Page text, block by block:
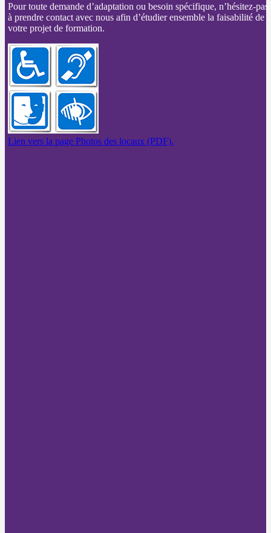
Pour toute demande d’adaptation ou besoin spécifique, n’hésitez-pas
à prendre contact avec nous afin d’étudier ensemble la faisabilité de
votre projet de formation.
Lien vers la page Photos des locaux (PDF).